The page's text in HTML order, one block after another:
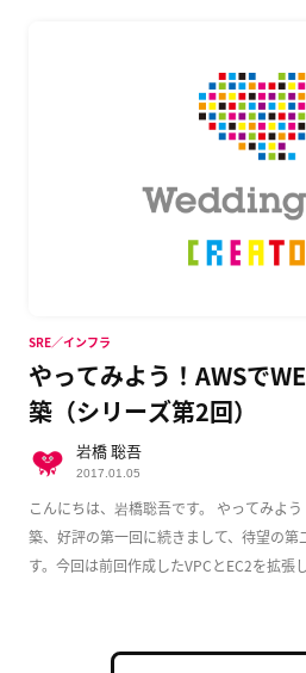
やってみよう！AWSで
築（シリーズ第2回）
こんにちは、岩橋聡吾です。 やってみよ
築、好評の第一回に続きまして、待望の
す。今回は前回作成したVPCとEC2を拡張
SRE／インフラ
岩橋 聡吾
2017.01.05